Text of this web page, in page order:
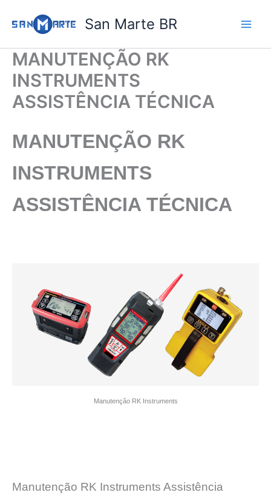
para
conteúdo
San Marte BR
MANUTENÇÃO RK
INSTRUMENTS
ASSISTÊNCIA TÉCNICA
MANUTENÇÃO RK
INSTRUMENTS
ASSISTÊNCIA TÉCNICA
Manutenção RK Instruments
Manutenção RK Instruments Assistência